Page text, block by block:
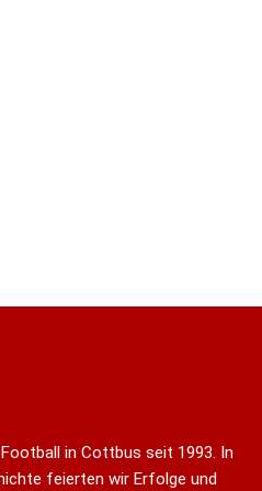
in Cottbus seit 1993. In
feierten wir Erfolge und